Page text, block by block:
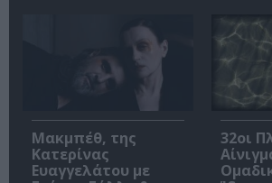
Μακμπέθ, της
Κατερίνας
Ευαγγελάτου με
32οι